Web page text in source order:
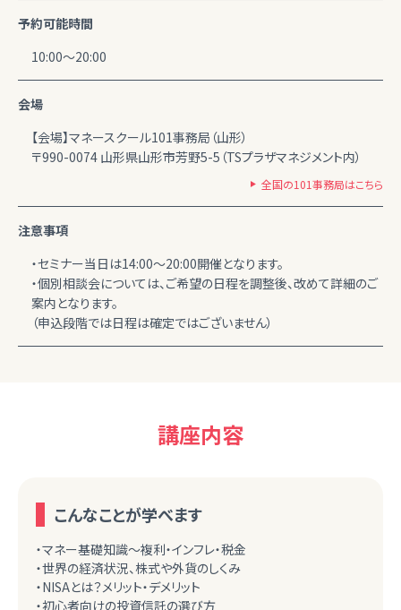
予約可能時間
10:00～20:00
会場
【会場】マネースクール101事務局（山形）
〒990-0074 山形県山形市芳野5-5（TSプラザマネジメント内）
全国の101事務局はこちら
注意事項
・セミナー当日は14:00～20:00開催となります。
・個別相談会については、ご希望の日程を調整後、改めて詳細のご
案内となります。
（申込段階では日程は確定ではございません）
講座内容
こんなことが学べます
・マネー基礎知識～複利・インフレ・税金
・世界の経済状況、株式や外貨のしくみ
・NISAとは？メリット・デメリット
・初心者向けの投資信託の選び方